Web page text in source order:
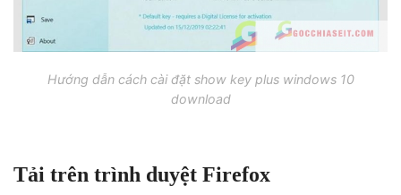
Hướng dẫn cách cài đặt show key plus windows 10
download
Tải trên trình duyệt Firefox